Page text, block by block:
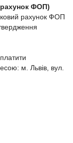
рахунок ФОП)
рахунок ФОП
м. Львів, вул.